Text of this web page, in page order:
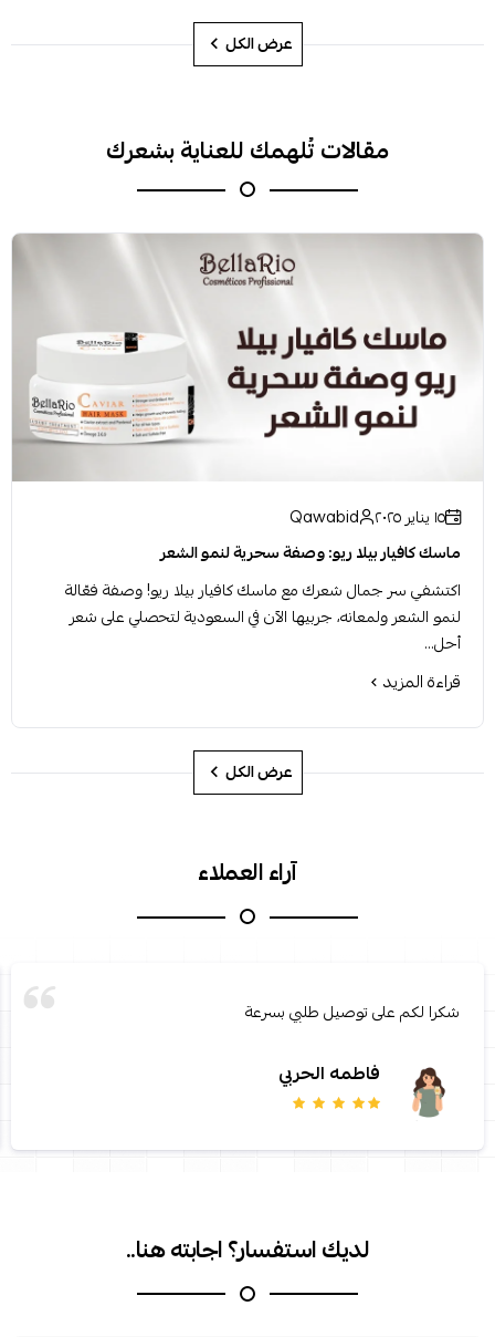
عرض الكل
مقالات تُلهمك للعناية بشعرك
١٥ يناير ٢٠٢٥
Qawabid
هل استخدام مكواة الشعر بشكل متكرر يضر به؟
‍♀️ هل يسبب استخدام مكواة الشعر أضرارًا لشعرك؟ اكتشفي
الحقائق والنصائح لتجنب التلف والمحافظة على جمال شعرك في
السعودية!
قراءة المزيد
عرض الكل
آراء العملاء
منتجات رووعه وباكيجنغ يجنن
سامية المالكي
لديك استفسار؟ اجابته هنا..